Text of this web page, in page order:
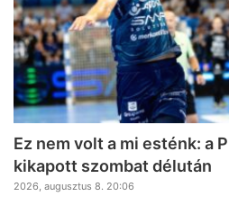
Ez nem volt a mi esténk: a
kikapott szombat délután
2026, augusztus 8. 20:06